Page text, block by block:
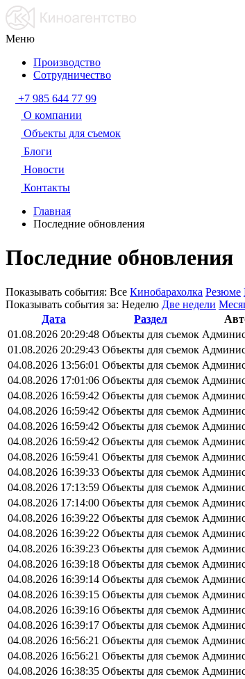
Меню
Производство
Сотрудничество
+7 985 644 77 99
О компании
Объекты для съемок
Блоги
Новости
Контакты
Главная
Последние обновления
Последние обновления
Показывать события: Все Кинобарахолка Резюме
Показывать события за: Неделю Две недели
Дата
Раздел
01.08.2026 20:29:48 Объекты для съемок
01.08.2026 20:29:43 Объекты для съемок
04.08.2026 13:56:01 Объекты для съемок
04.08.2026 17:01:06 Объекты для съемок
04.08.2026 16:59:42 Объекты для съемок
04.08.2026 16:59:42 Объекты для съемок
04.08.2026 16:59:42 Объекты для съемок
04.08.2026 16:59:42 Объекты для съемок
04.08.2026 16:59:41 Объекты для съемок
04.08.2026 16:39:33 Объекты для съемок
04.08.2026 17:13:59 Объекты для съемок
04.08.2026 17:14:00 Объекты для съемок
04.08.2026 16:39:22 Объекты для съемок
04.08.2026 16:39:22 Объекты для съемок
04.08.2026 16:39:23 Объекты для съемок
04.08.2026 16:39:18 Объекты для съемок
04.08.2026 16:39:14 Объекты для съемок
04.08.2026 16:39:15 Объекты для съемок
04.08.2026 16:39:16 Объекты для съемок
04.08.2026 16:39:17 Объекты для съемок
04.08.2026 16:56:21 Объекты для съемок
04.08.2026 16:56:21 Объекты для съемок
04.08.2026 16:38:35 Объекты для съемок